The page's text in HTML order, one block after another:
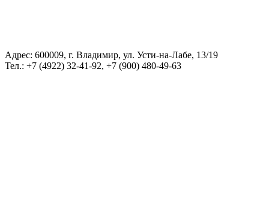
Адрес: 600009, г. Владимир, ул. Усти-на-Лабе, 13/19
Тел.: +7 (4922) 32-41-92, +7 (900) 480-49-63